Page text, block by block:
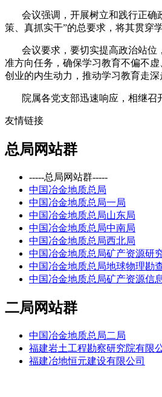
会议强调，开展树立和践行正确
策、真抓实干”的总要求，将其贯穿
会议要求，要切实提高政治站位，
准方向任务，确保学习教育不偏不
创业的内生动力，推动学习教育走深
院属各党支部迅速响应，相继召
友情链接
总局网站群
-----总局网站群-----
中国冶金地质总局
中国冶金地质总局一局
中国冶金地质总局山东局
中国冶金地质总局中南局
中国冶金地质总局西北局
中国冶金地质总局矿产资源研
中国冶金地质总局地球物理勘
中国冶金地质总局矿产资源信
二局网站群
中国冶金地质总局二局
福建岩土工程勘察研究院有限
福建冶地恒元建设有限公司